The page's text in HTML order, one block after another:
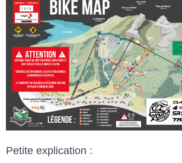
Petite explication :